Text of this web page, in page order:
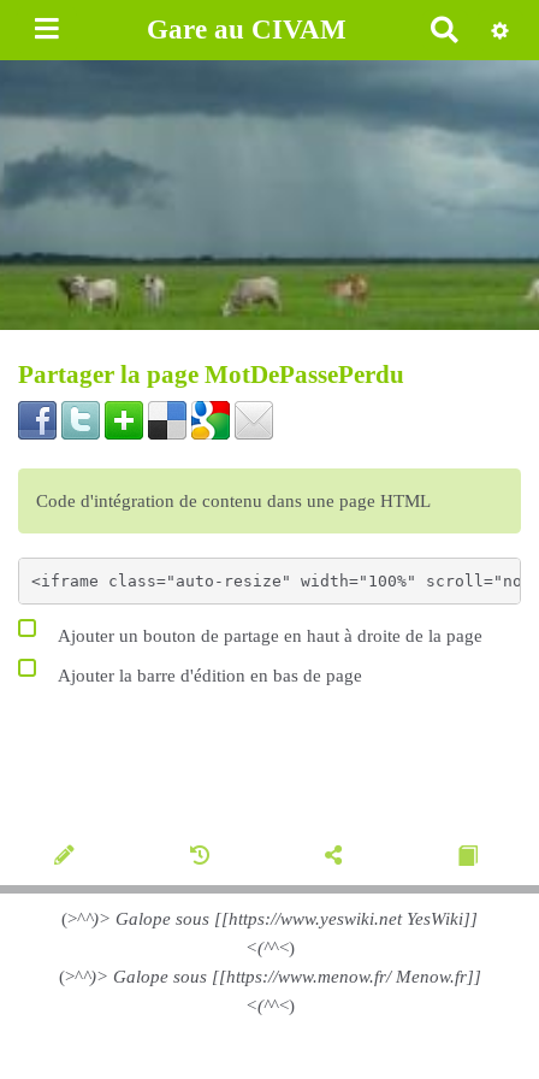
Gare au CIVAM
e
c
e
r
r
Partager la page MotDePassePerdu
Code d'intégration de contenu dans une page HTML
Ajouter un bouton de partage en haut à droite de la page
Ajouter la barre d'édition en bas de page
(>^^)> Galope sous [[https://www.yeswiki.net YesWiki]]
<(^^<)
(>^^)> Galope sous [[https://www.menow.fr/ Menow.fr]]
<(^^<)